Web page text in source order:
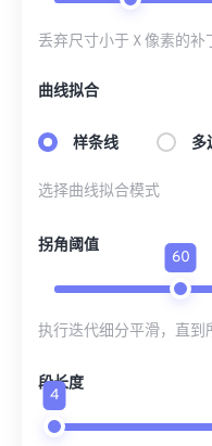
丢弃尺寸小于 X 像素的补
曲线拟合
样条线 多
选择曲线拟合模式
拐角阈值
60
执行迭代细分平滑，直到
段长度
4